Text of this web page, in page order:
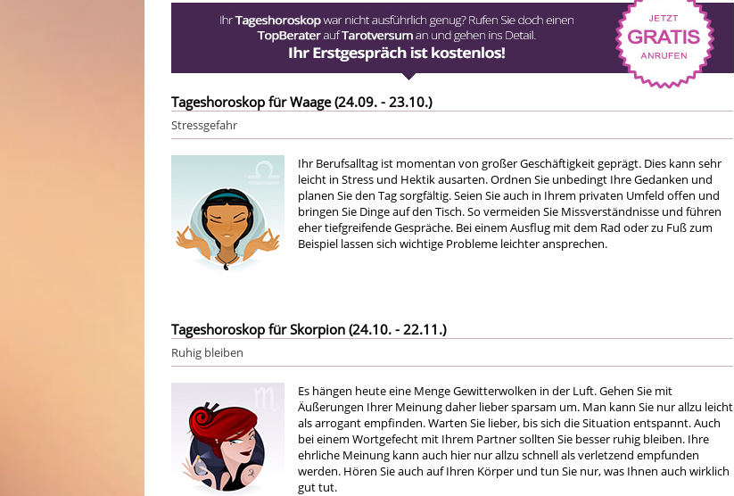
Tageshoroskop für Waage (24.09. - 23.10.)
Stressgefahr
Ihr Berufsalltag ist momentan von großer Geschäftigkeit geprägt. Dies kann sehr
leicht in Stress und Hektik ausarten. Ordnen Sie unbedingt Ihre Gedanken und
planen Sie den Tag sorgfältig. Seien Sie auch in Ihrem privaten Umfeld offen und
bringen Sie Dinge auf den Tisch. So vermeiden Sie Missverständnisse und führen
eher tiefgreifende Gespräche. Bei einem Ausflug mit dem Rad oder zu Fuß zum
Beispiel lassen sich wichtige Probleme leichter ansprechen.
Tageshoroskop für Skorpion (24.10. - 22.11.)
Ruhig bleiben
Es hängen heute eine Menge Gewitterwolken in der Luft. Gehen Sie mit
Äußerungen Ihrer Meinung daher lieber sparsam um. Man kann Sie nur allzu leicht
als arrogant empfinden. Warten Sie lieber, bis sich die Situation entspannt. Auch
bei einem Wortgefecht mit Ihrem Partner sollten Sie besser ruhig bleiben. Ihre
ehrliche Meinung kann auch hier nur allzu schnell als verletzend empfunden
werden. Hören Sie auch auf Ihren Körper und tun Sie nur, was Ihnen auch wirklich
gut tut.